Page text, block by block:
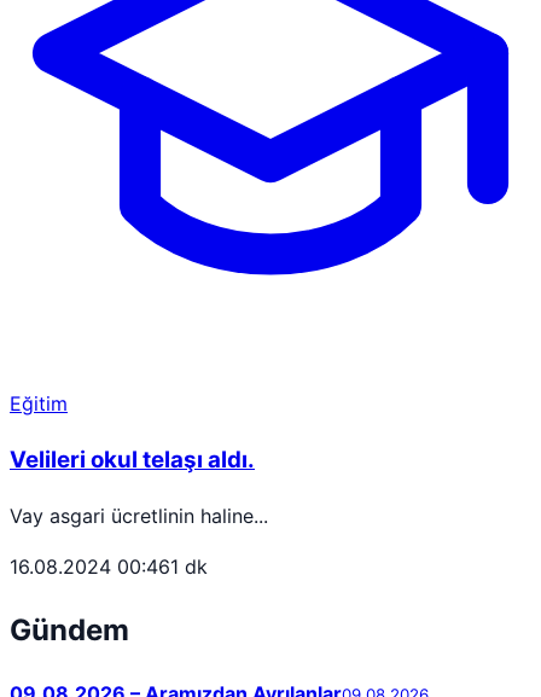
Eğitim
Velileri okul telaşı aldı.
Vay asgari ücretlinin haline...
16.08.2024 00:461 dk
Gündem